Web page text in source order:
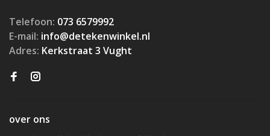
Telefoon: 073 6579992
E-mail: info@detekenwinkel.nl
Adres: Kerkstraat 3 Vught
over ons